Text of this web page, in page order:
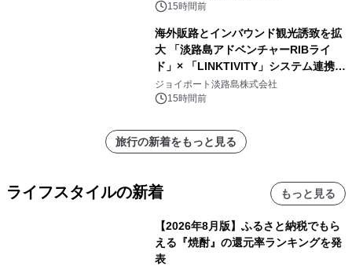
ート設計」へ刷新～
15時間前
海外販路とインバウンド観光誘致を拡
大 「淡路島アドベンチャーRIBライ
ド」× 「LINKTIVITY」システム連携を
開始！
ジョイポート淡路島株式会社
15時間前
旅行の新着をもっと見る
ライフスタイルの新着 もっと見る
【2026年8月版】ふるさと納税でもら
える『焼酎』の還元率ランキングを発
表